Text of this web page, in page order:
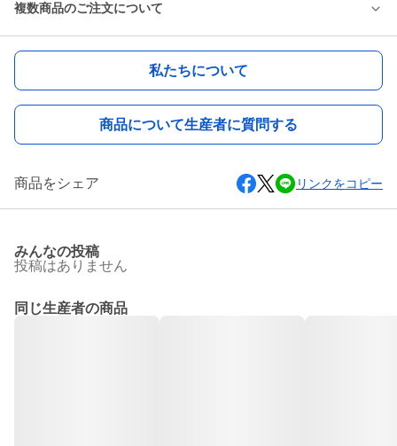
複数商品のご注文について
私たちについて
商品について生産者に質問する
商品をシェア リンクをコピー
みんなの投稿
投稿はありません
同じ生産者の商品